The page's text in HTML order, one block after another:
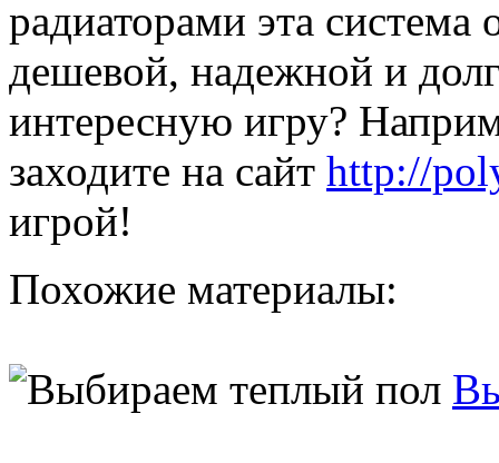
радиаторами эта система
дешевой, надежной и
интересную игру?
заходите на сайт http://
игрой!
Похожие материалы: